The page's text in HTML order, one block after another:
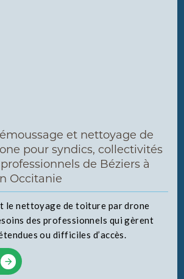
et nettoyage de
pour syndics, collectivités
de Béziers à
Occitanie
le nettoyage de toiture par drone
des professionnels qui gèrent
ou difficiles d’accès.